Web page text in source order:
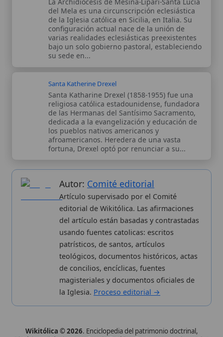
dedicada a la evangelización y educación de
los pueblos nativos americanos y
afroamericanos. Heredera de una vasta
fortuna, Drexel optó por renunciar a su...
Autor:Comité editorial
editorial de Wikitólica. Las afirmaciones
del artículo están basadas y contrastadas
usando fuentes catolicas: escritos
patrísticos, de santos, artículos
teológicos, documentos históricos, actas
de concilios, encíclicas, fuentes
magisteriales y documentos oficiales de
Wikitólica © 2026. Enciclopedia del patrimonio doctrinal,
histórico y litúrgico de la Iglesia Católica. Parte de la red formativa
Curso Católico,Buscador CatólicoyCustodio Animae. Con
analíticas anónimas. LicenciaCC BY-SA(texto). Editado en
ISSN: 3101-7339 . Bajo el patrocinio de San
Carlo Acutis.
Sobre nosotros
Proceso editorial
Publicación seriada
Datos abiertos
Estadísticas
Aviso legal
Política de privacidad
Categorias
Más visitados
Nuevas entradas
Cambios recientes
Aplicaciones
Kit de Prensa
Widgets para tu web
✦ SÍGUENOS EN
Únete · publicación regular